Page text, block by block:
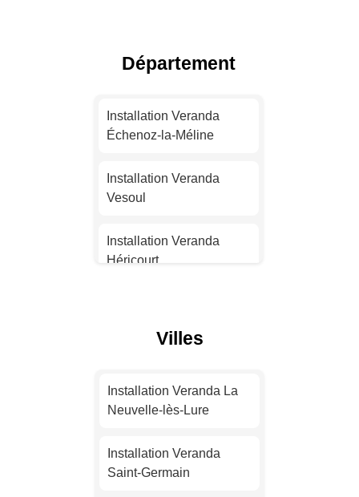
Installation Veranda Nice
Installation Veranda
Nantes
Installation Veranda
Strasbourg
Installation Veranda
Montpellier
Installation Veranda
Installation Veranda
Département
Installation Veranda
Échenoz-la-Méline
Installation Veranda
Vesoul
Installation Veranda
Héricourt
Luxeuil-les-Bains
Champlitte
Villes
Installation Veranda La
Neuvelle-lès-Lure
Installation Veranda
Saint-Germain